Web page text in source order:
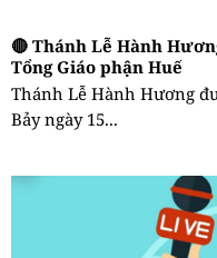
🔴 Thánh Lễ Hành
Tổng Giáo phận Huế
Thánh Lễ Hành Hương
Bảy ngày 15...